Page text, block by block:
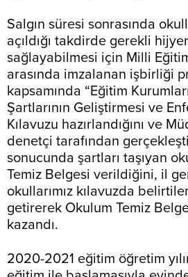
Salgın süresi sonrasında
açıldığı takdirde gerekli
sağlayabilmesi için Milli
arasında imzalanan işbirliği
kapsamında “Eğitim
Şartlarının Geliştirmesi ve
Kılavuzu hazırlandığını ve
denetçi tarafından
sonucunda şartları taşıyan
Temiz Belgesi verildiğini, il
okullarımız kılavuzda
getirerek Okulum Temiz
kazandı.
2020-2021 eğitim öğretim